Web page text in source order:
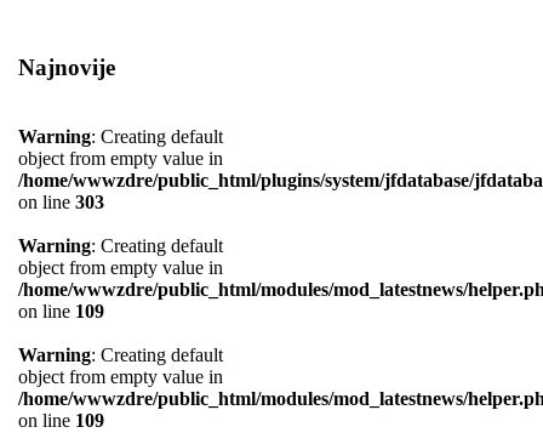
Najnovije
Warning: Creating default
object from empty value in
/home/wwwzdre/public_html/plugins/system/jfdatabase/
on line 303
Warning: Creating default
object from empty value in
/home/wwwzdre/public_html/modules/mod_latestnews/
on line 109
Warning: Creating default
object from empty value in
/home/wwwzdre/public_html/modules/mod_latestnews/
on line 109